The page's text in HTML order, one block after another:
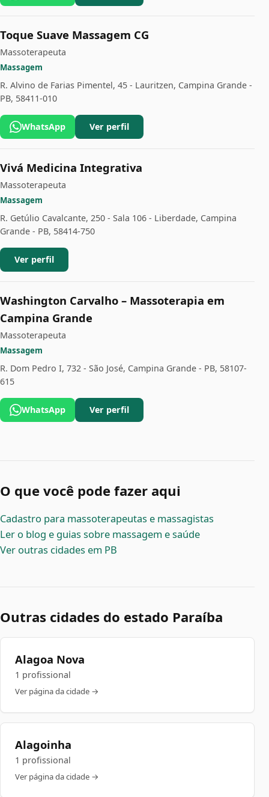
Toque Suave Massagem CG
Massoterapeuta
Massagem
R. Alvino de Farias Pimentel, 45 - Lauritzen, Campina Grande -
PB, 58411-010
WhatsApp Ver perfil
Vivá Medicina Integrativa
Massoterapeuta
Massagem
R. Getúlio Cavalcante, 250 - Sala 106 - Liberdade, Campina
Grande - PB, 58414-750
Ver perfil
Washington Carvalho – Massoterapia em
Campina Grande
Massoterapeuta
Massagem
R. Dom Pedro I, 732 - São José, Campina Grande - PB, 58107-
615
WhatsApp Ver perfil
O que você pode fazer aqui
Cadastro para massoterapeutas e massagistas
Ler o blog e guias sobre massagem e saúde
Ver outras cidades em PB
Outras cidades do estado Paraíba
Alagoa Nova
1 profissional
Ver página da cidade →
Alagoinha
1 profissional
Ver página da cidade →